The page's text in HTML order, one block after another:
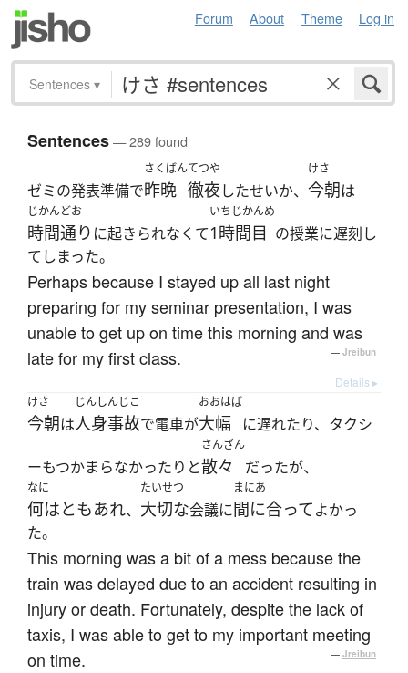
Forum About Theme Log in
Sentences ▾
Sentences— 289 found
ゼミの発表準備で
さくばん
昨晩
てつや
徹夜したせいか、
けさ
今朝は
じかんどお
時間通り に起きられなくて
いちじかんめ
1時間目 の授業に遅刻し
てしまった。
Perhaps because I stayed up all last night
preparing for my seminar presentation, I was
unable to get up on time this morning and was
late for my first class.
— Jreibun
Details ▸
けさ
今朝は
じんしんじこ
人身事故で電車が
おおはば
大幅 に遅れたり、タクシ
ーもつかまらなかったりと
さんざん
散々 だったが、
なに
何はともあれ、
たいせつ
大切な会議に
まにあ
間に合ってよかっ
た。
This morning was a bit of a mess because the
train was delayed due to an accident resulting in
injury or death. Fortunately, despite the lack of
taxis, I was able to get to my important meeting
on time.
— Jreibun